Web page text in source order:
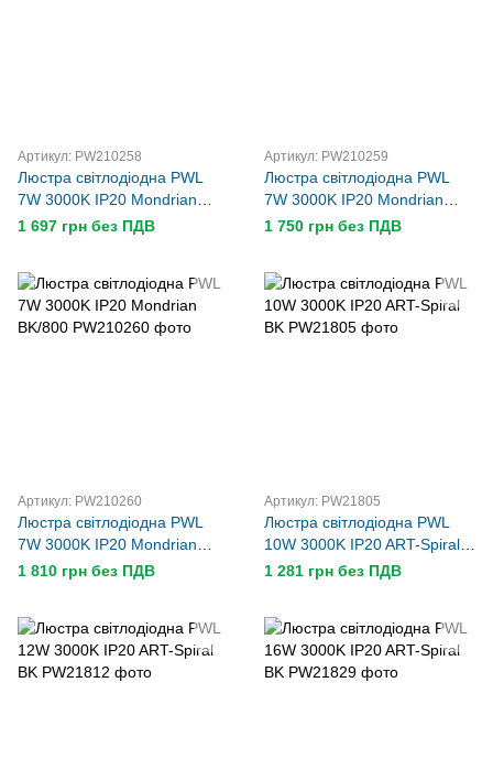
Артикул: PW210258
Люстра світлодіодна PWL
7W 3000K IP20 Mondrian
BK/400
1 697 грн без ПДВ
Артикул: PW210259
Люстра світлодіодна PWL
7W 3000K IP20 Mondrian
BK/600
1 750 грн без ПДВ
Артикул: PW210260
Люстра світлодіодна PWL
7W 3000K IP20 Mondrian
BK/800
1 810 грн без ПДВ
Артикул: PW21805
Люстра світлодіодна PWL
10W 3000K IP20 ART-Spiral
BK
1 281 грн без ПДВ